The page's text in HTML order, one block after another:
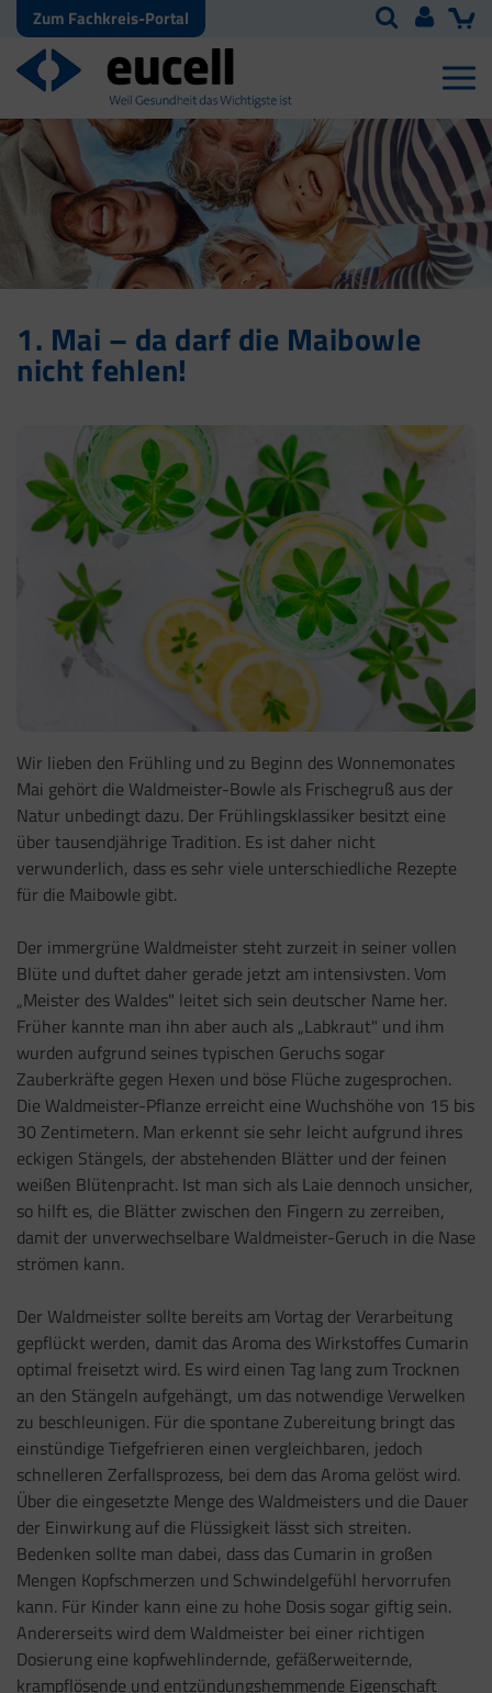
Zum Fachkreis-Portal
1. Mai – da darf die Maibowle
nicht fehlen!
Wir lieben den Frühling und zu Beginn des Wonnemonates
Mai gehört die Waldmeister-Bowle als Frischegruß aus der
Natur unbedingt dazu. Der Frühlingsklassiker besitzt eine
über tausendjährige Tradition. Es ist daher nicht
verwunderlich, dass es sehr viele unterschiedliche Rezepte
für die Maibowle gibt.
Der immergrüne Waldmeister steht zurzeit in seiner vollen
Blüte und duftet daher gerade jetzt am intensivsten. Vom
„Meister des Waldes" leitet sich sein deutscher Name her.
Früher kannte man ihn aber auch als „Labkraut" und ihm
wurden aufgrund seines typischen Geruchs sogar
Zauberkräfte gegen Hexen und böse Flüche zugesprochen.
Die Waldmeister-Pflanze erreicht eine Wuchshöhe von 15 bis
30 Zentimetern. Man erkennt sie sehr leicht aufgrund ihres
eckigen Stängels, der abstehenden Blätter und der feinen
weißen Blütenpracht. Ist man sich als Laie dennoch unsicher,
so hilft es, die Blätter zwischen den Fingern zu zerreiben,
damit der unverwechselbare Waldmeister-Geruch in die Nase
strömen kann.
Der Waldmeister sollte bereits am Vortag der Verarbeitung
gepflückt werden, damit das Aroma des Wirkstoffes Cumarin
optimal freisetzt wird. Es wird einen Tag lang zum Trocknen
an den Stängeln aufgehängt, um das notwendige Verwelken
zu beschleunigen. Für die spontane Zubereitung bringt das
einstündige Tiefgefrieren einen vergleichbaren, jedoch
schnelleren Zerfallsprozess, bei dem das Aroma gelöst wird.
Über die eingesetzte Menge des Waldmeisters und die Dauer
der Einwirkung auf die Flüssigkeit lässt sich streiten.
Bedenken sollte man dabei, dass das Cumarin in großen
Mengen Kopfschmerzen und Schwindelgefühl hervorrufen
kann. Für Kinder kann eine zu hohe Dosis sogar giftig sein.
Andererseits wird dem Waldmeister bei einer richtigen
Dosierung eine kopfwehlindernde, gefäßerweiternde,
krampflösende und entzündungshemmende Eigenschaft